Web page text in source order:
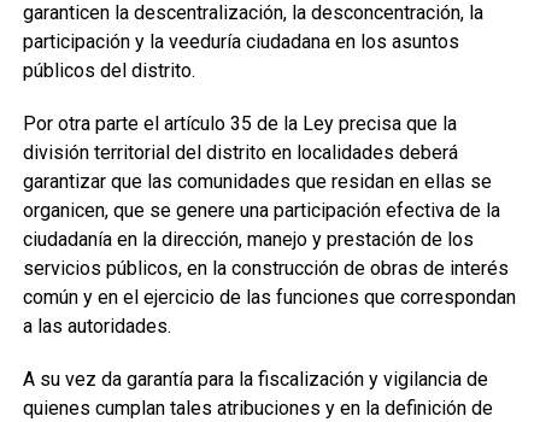
garanticen la descentralización, la desconcentración, la
participación y la veeduría ciudadana en los asuntos
públicos del distrito.
Por otra parte el artículo 35 de la Ley precisa que la
división territorial del distrito en localidades deberá
garantizar que las comunidades que residan en ellas se
organicen, que se genere una participación efectiva de la
ciudadanía en la dirección, manejo y prestación de los
servicios públicos, en la construcción de obras de interés
común y en el ejercicio de las funciones que correspondan
a las autoridades.
A su vez da garantía para la fiscalización y vigilancia de
quienes cumplan tales atribuciones y en la definición de